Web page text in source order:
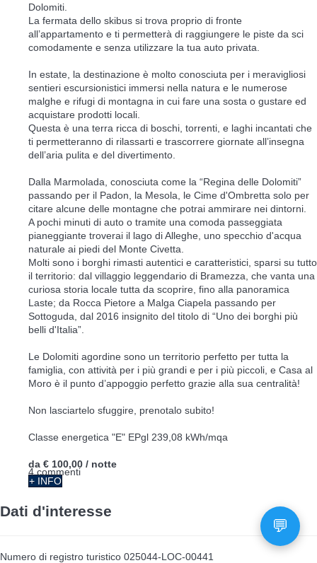
Dolomiti.
La fermata dello skibus si trova proprio di fronte
all’appartamento e ti permetterà di raggiungere le piste da sci
comodamente e senza utilizzare la tua auto privata.
In estate, la destinazione è molto conosciuta per i meravigliosi
sentieri escursionistici immersi nella natura e le numerose
malghe e rifugi di montagna in cui fare una sosta o gustare ed
acquistare prodotti locali.
Questa è una terra ricca di boschi, torrenti, e laghi incantati che
ti permetteranno di rilassarti e trascorrere giornate all’insegna
dell’aria pulita e del divertimento.
Dalla Marmolada, conosciuta come la “Regina delle Dolomiti”
passando per il Padon, la Mesola, le Cime d'Ombretta solo per
citare alcune delle montagne che potrai ammirare nei dintorni.
A pochi minuti di auto o tramite una comoda passeggiata
pianeggiante troverai il lago di Alleghe, uno specchio d'acqua
naturale ai piedi del Monte Civetta.
Molti sono i borghi rimasti autentici e caratteristici, sparsi su tutto
il territorio: dal villaggio leggendario di Bramezza, che vanta una
curiosa storia locale tutta da scoprire, fino alla panoramica
Laste; da Rocca Pietore a Malga Ciapela passando per
Sottoguda, dal 2016 insignito del titolo di “Uno dei borghi più
belli d'Italia”.
Le Dolomiti agordine sono un territorio perfetto per tutta la
famiglia, con attività per i più grandi e per i più piccoli, e Casa al
Moro è il punto d’appoggio perfetto grazie alla sua centralità!
Non lasciartelo sfuggire, prenotalo subito!
Classe energetica "E" EPgl 239,08 kWh/mqa
4 commenti
da € 100,00 / notte
+ INFO
Dati d'interesse
Numero di registro turistico 025044-LOC-00441